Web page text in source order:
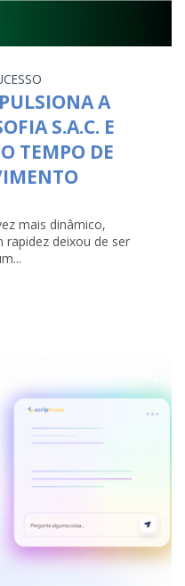
A
S.A.C. E
TEMPO DE
mais dinâmico,
rapidez deixou de ser